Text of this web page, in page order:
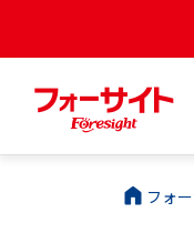
フォ